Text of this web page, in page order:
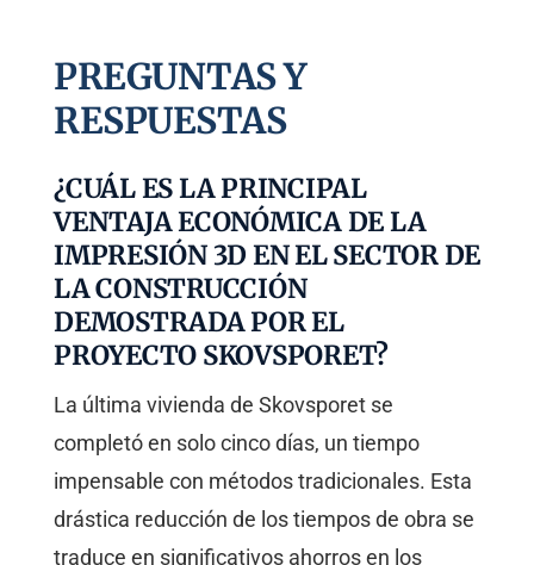
PREGUNTAS Y
RESPUESTAS
¿CUÁL ES LA PRINCIPAL
VENTAJA ECONÓMICA DE LA
IMPRESIÓN 3D EN EL SECTOR DE
LA CONSTRUCCIÓN
DEMOSTRADA POR EL
PROYECTO SKOVSPORET?
La última vivienda de Skovsporet se
completó en solo cinco días, un tiempo
impensable con métodos tradicionales. Esta
drástica reducción de los tiempos de obra se
traduce en significativos ahorros en los